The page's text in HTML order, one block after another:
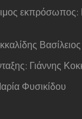
εκπρόσωπος:
Βασίλειος
Γιάννης
Φυσικίδου